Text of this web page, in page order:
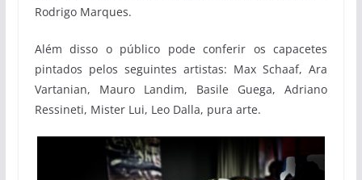
Rodrigo Marques.
Além disso o público pode conferir os capacetes
pintados pelos seguintes artistas: Max Schaaf, Ara
Vartanian, Mauro Landim, Basile Guega, Adriano
Ressineti, Mister Lui, Leo Dalla, pura arte.